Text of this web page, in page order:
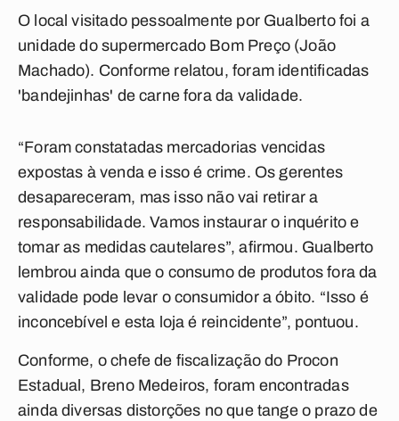
O local visitado pessoalmente por Gualberto foi a
unidade do supermercado Bom Preço (João
Machado). Conforme relatou, foram identificadas
'bandejinhas' de carne fora da validade.
“Foram constatadas mercadorias vencidas
expostas à venda e isso é crime. Os gerentes
desapareceram, mas isso não vai retirar a
responsabilidade. Vamos instaurar o inquérito e
tomar as medidas cautelares”, afirmou. Gualberto
lembrou ainda que o consumo de produtos fora da
validade pode levar o consumidor a óbito. “Isso é
inconcebível e esta loja é reincidente”, pontuou.
Conforme, o chefe de fiscalização do Procon
Estadual, Breno Medeiros, foram encontradas
ainda diversas distorções no que tange o prazo de